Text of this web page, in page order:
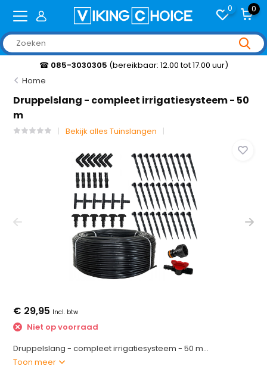
0 0
☎ 085-3030305 (bereikbaar: 12.00 tot 17.00 uur)
Home
Druppelslang - compleet irrigatiesysteem - 50
m
Bekijk alles Tuinslangen
€ 29,95 Incl. btw
Niet op voorraad
Druppelslang - compleet irrigatiesysteem - 50 m...
Toon meer